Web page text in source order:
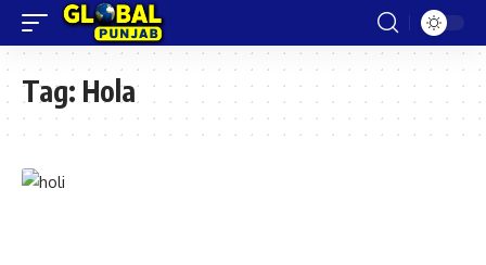
Tag: Hola